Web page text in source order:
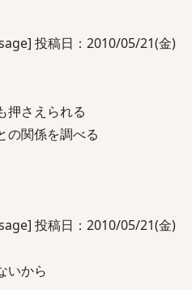
投稿日：2010/05/21(金)
押さえられる
の関係を調べる
投稿日：2010/05/21(金)
いから